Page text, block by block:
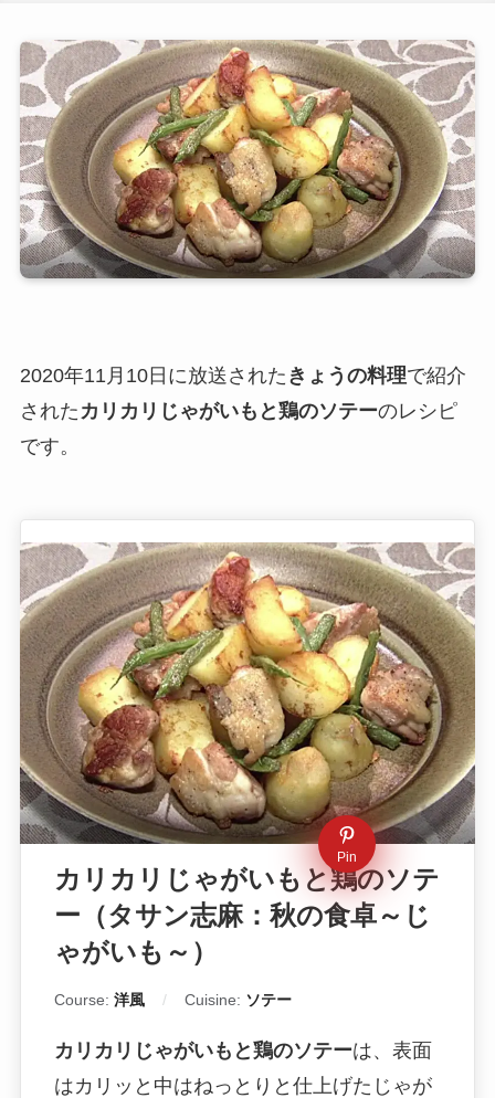
2020年11月10日に放送された きょうの料理で紹介
された カリカリじゃがいもと鶏のソテーのレシピ
です。
Pin
カリカリじゃがいもと鶏のソテ
ー（タサン志麻：秋の食卓～じ
ゃがいも～）
Course: 洋風 Cuisine: ソテー
カリカリじゃがいもと鶏のソテーは、表面
はカリッと中はねっとりと仕上げたじゃが